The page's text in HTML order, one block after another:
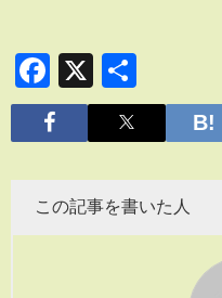
Facebook
X
有
この記事を書いた人